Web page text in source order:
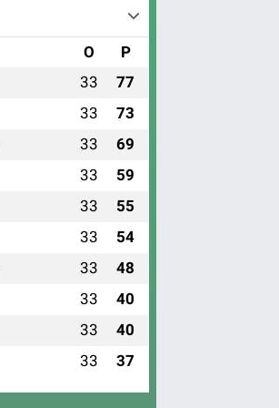
O P
33 77
33 73
33 69
33 59
33 55
33 54
33 48
33 40
33 40
33 37